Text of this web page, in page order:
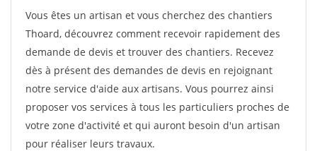
Vous êtes un artisan et vous cherchez des chantiers
Thoard, découvrez comment recevoir rapidement des
demande de devis et trouver des chantiers. Recevez
dès à présent des demandes de devis en rejoignant
notre service d'aide aux artisans. Vous pourrez ainsi
proposer vos services à tous les particuliers proches de
votre zone d'activité et qui auront besoin d'un artisan
pour réaliser leurs travaux.